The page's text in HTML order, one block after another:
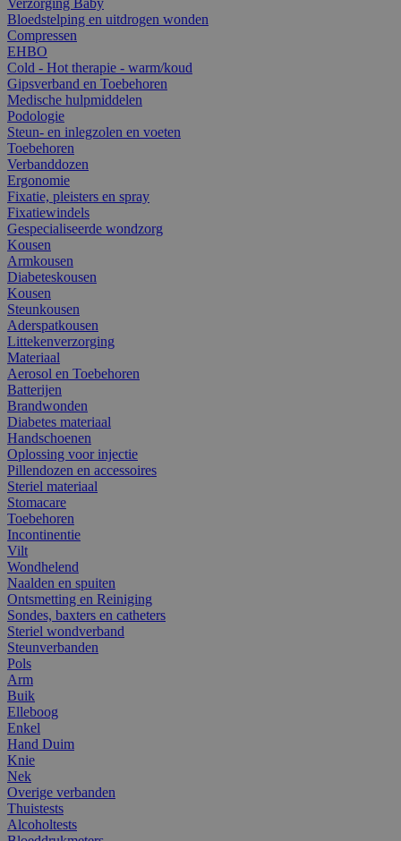
Bloedstelping en uitdrogen wonden
Compressen
EHBO
Cold - Hot therapie - warm/koud
Gipsverband en Toebehoren
Medische hulpmiddelen
Podologie
Steun- en inlegzolen en voeten
Toebehoren
Verbanddozen
Ergonomie
Fixatie, pleisters en spray
Fixatiewindels
Gespecialiseerde wondzorg
Kousen
Armkousen
Diabeteskousen
Kousen
Steunkousen
Aderspatkousen
Littekenverzorging
Materiaal
Aerosol en Toebehoren
Batterijen
Brandwonden
Diabetes materiaal
Handschoenen
Oplossing voor injectie
Pillendozen en accessoires
Steriel materiaal
Stomacare
Toebehoren
Incontinentie
Vilt
Wondhelend
Naalden en spuiten
Ontsmetting en Reiniging
Sondes, baxters en catheters
Steriel wondverband
Steunverbanden
Pols
Arm
Buik
Elleboog
Enkel
Hand Duim
Knie
Nek
Overige verbanden
Thuistests
Alcoholtests